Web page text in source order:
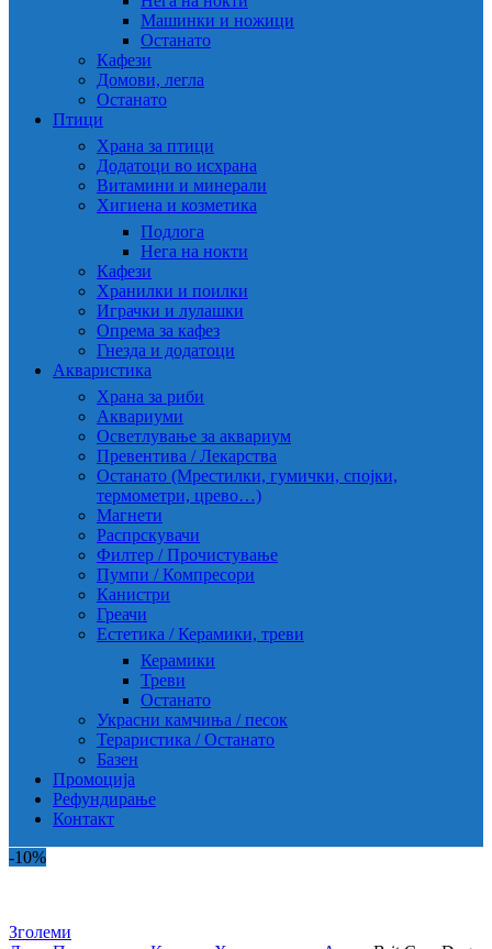
Машинки и ножици
Останато
Кафези
Домови, легла
Останато
Птици
Храна за птици
Додатоци во исхрана
Витамини и минерали
Хигиена и козметика
Подлога
Нега на нокти
Кафези
Хранилки и поилки
Играчки и лулашки
Опрема за кафез
Гнезда и додатоци
Акваристика
Храна за риби
Аквариуми
Осветлување за аквариум
Превентива / Лекарства
Останато (Мрестилки, гумички, спојки,
термометри, црево…)
Магнети
Распрскувачи
Филтер / Прочистување
Пумпи / Компресори
Канистри
Греачи
Естетика / Керамики, треви
Керамики
Треви
Останато
Украсни камчиња / песок
Тераристика / Останато
Базен
Промоција
Рефундирање
Контакт
-10%
Зголеми